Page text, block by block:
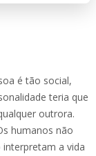
é tão social,
teria que
outrora.
humanos não
a vida